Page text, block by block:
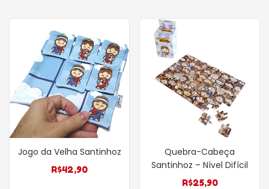
Jogo da Velha Santinhoz
R$42,90
Quebra-Cabeça
Santinhoz – Nível Difícil
R$25,90